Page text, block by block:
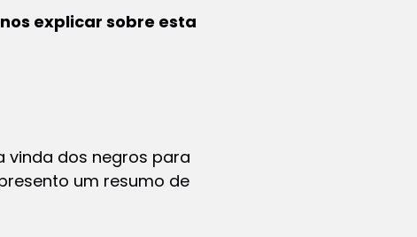
explicar sobre esta
vinda dos negros para
um resumo de